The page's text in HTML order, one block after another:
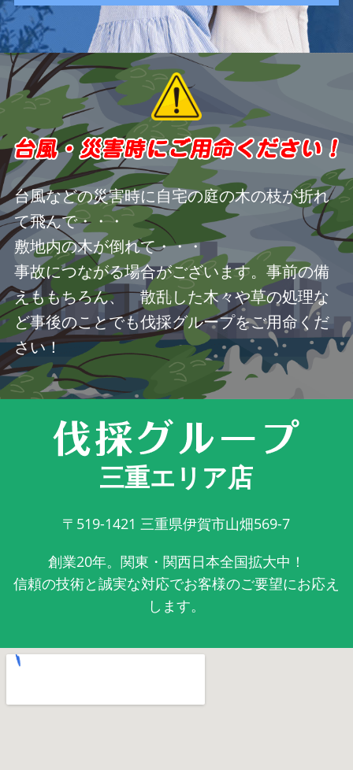
台風などの災害時に自宅の庭の木の枝が折れ
て飛んで・・・
敷地内の木が倒れて・・・
事故につながる場合がございます。事前の備
えももちろん、 散乱した木々や草の処理な
ど事後のことでも伐採グループをご用命くだ
さい！
三重エリア店
〒519-1421 三重県伊賀市山畑569-7
創業20年。関東・関西日本全国拡大中！
信頼の技術と誠実な対応でお客様のご要望にお応え
します。